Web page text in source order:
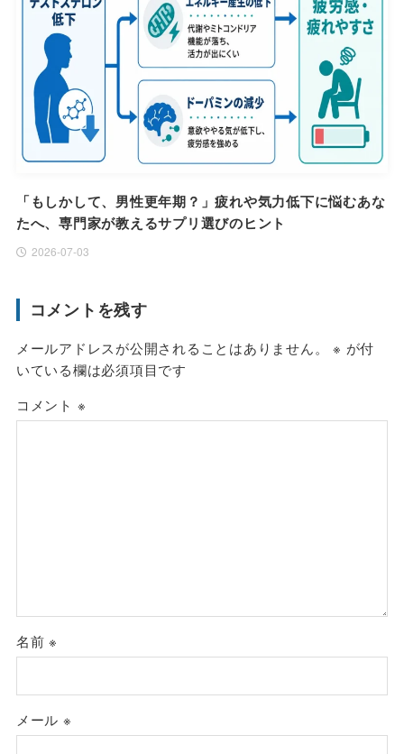
「もしかして、男性更年期？」疲れや気力低下に悩むあな
たへ、専門家が教えるサプリ選びのヒント
2026-07-03
コメントを残す
メールアドレスが公開されることはありません。 ※ が付
いている欄は必須項目です
コメント ※
名前※
メール ※